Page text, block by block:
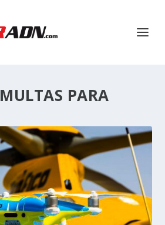
MULTAS PARA